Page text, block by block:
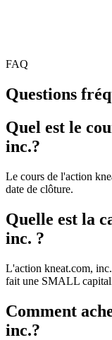
FAQ
Questions
Quel est le
inc.?
Le cours de l'action
date de clôture.
Quelle est la
inc. ?
L'action kneat.com,
fait une SMALL
Comment
inc.?